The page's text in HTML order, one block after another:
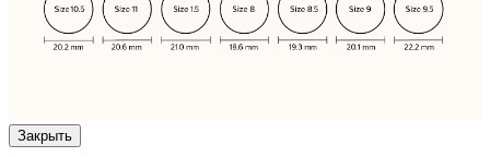
Закрыть